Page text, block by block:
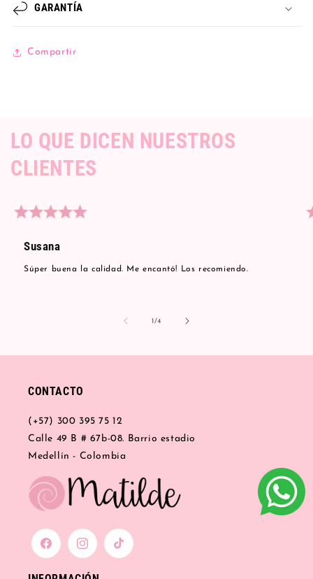
GARANTÍA
Compartir
LO QUE DICEN NUESTROS
CLIENTES
Susana
Súper buena la calidad. Me encantó! Los recomiendo.
1/de
4
CONTACTO
(+57) 300 395 75 12
Calle 49 B # 67b-08. Barrio estadio
Medellín - Colombia
FacebookInstagramTikTok